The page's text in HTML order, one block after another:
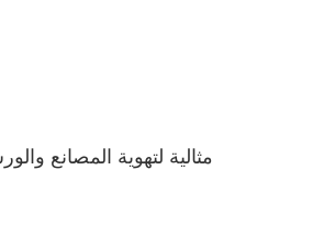
مثالية لتهوية المصانع